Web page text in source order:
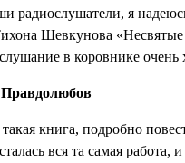
радиослушатели, я
Шевкунова «Несвятые
в коровнике очень
книга, подробно
вся та самая